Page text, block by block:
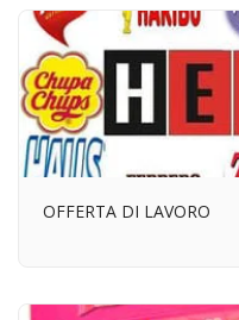
OFFERTA DI LAVORO